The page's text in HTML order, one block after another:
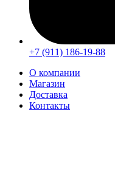
+7 (911) 186-19-88
О компании
Магазин
Доставка
Контакты